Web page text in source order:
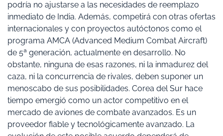
podría no ajustarse a las necesidades de reemplazo
inmediato de India. Además, competirá con otras ofertas
internacionales y con proyectos autóctonos como el
programa AMCA (Advanced Medium Combat Aircraft)
de 5ª generación, actualmente en desarrollo. No
obstante, ninguna de esas razones, ni la inmadurez del
caza, ni la concurrencia de rivales, deben suponer un
menoscabo de sus posibilidades. Corea del Sur hace
tiempo emergió como un actor competitivo en el
mercado de aviones de combate avanzados. Es un
proveedor fiable y tecnológicamente avanzado. La